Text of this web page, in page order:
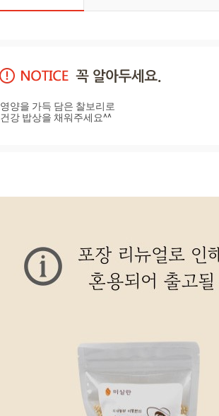
영양을 가득 담은 찰보리로
건강 밥상을 채워주세요^^